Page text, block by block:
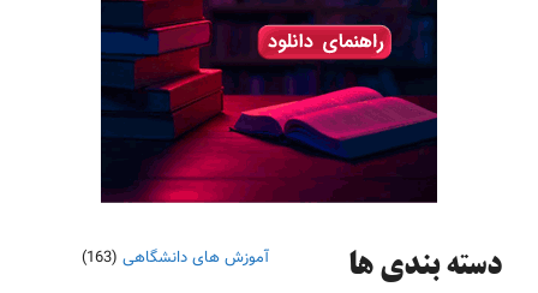
دسته‌ بندی ها آموزش های دانشگاهی (163)